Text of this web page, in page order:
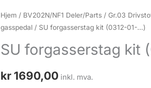
Hjem / BV202N/NF1 Deler/Parts / Gr.03
gasspedal / SU forgasserstag kit (0312-01-…)
SU forgasserstag kit
kr 1690,00 inkl. mva.